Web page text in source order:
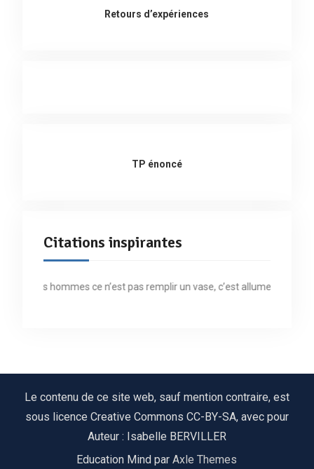
Retours d’expériences
TP énoncé
Citations inspirantes
les hommes ce n’est pas remplir un vase, c’est allumer un feu »
Le contenu de ce site web, sauf mention contraire, est
sous licence Creative Commons CC-BY-SA, avec pour
Auteur : Isabelle BERVILLER
Education Mind parAxle Themes